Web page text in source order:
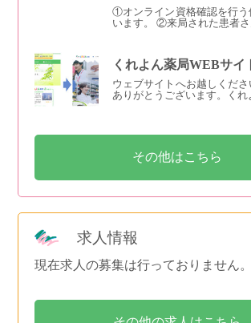
①オンライン資格確認を行う
います。 ②来局された患者さ
くれよん薬局WEBサイ
ウェブサイトへお越しくだ
ありがとうございます。くれ
その他はこちら
求人情報
現在求人の募集は行っておりません。